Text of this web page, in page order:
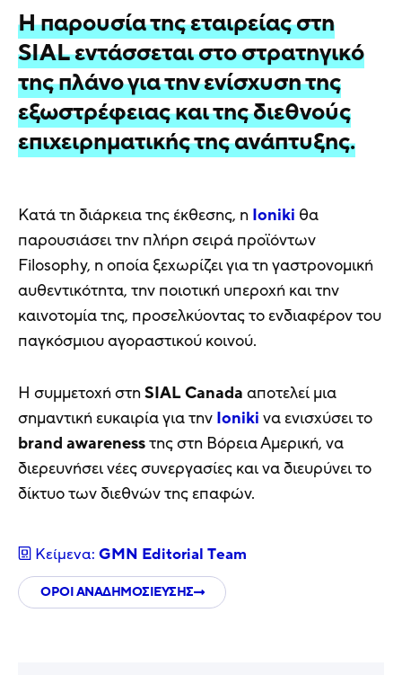
Η παρουσία της εταιρείας στη
SIAL εντάσσεται στο στρατηγικό
της πλάνο για την ενίσχυση της
εξωστρέφειας και της διεθνούς
επιχειρηματικής της ανάπτυξης.
Κατά τη διάρκεια της έκθεσης, η Ioniki θα
παρουσιάσει την πλήρη σειρά προϊόντων
Filosophy, η οποία ξεχωρίζει για τη γαστρονομική
αυθεντικότητα, την ποιοτική υπεροχή και την
καινοτομία της, προσελκύοντας το ενδιαφέρον του
παγκόσμιου αγοραστικού κοινού.
Η συμμετοχή στη SIAL Canada αποτελεί μια
σημαντική ευκαιρία για την Ioniki να ενισχύσει το
brand awarenessτης στη Βόρεια Αμερική, να
διερευνήσει νέες συνεργασίες και να διευρύνει το
δίκτυο των διεθνών της επαφών.
Κείμενα: GMN Editorial Τeam
ΟΡΟΙ ΑΝΑΔΗΜΟΣΙΕΥΣΗΣ